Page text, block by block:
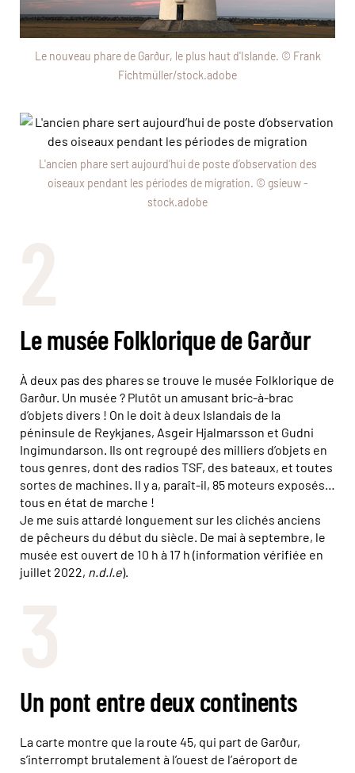
Le nouveau phare de Garður, le plus haut d'Islande. © Frank
Fichtmüller/stock.adobe
L'ancien phare sert aujourd’hui de poste d’observation des
oiseaux pendant les périodes de migration. © gsieuw -
stock.adobe
Le musée Folklorique de Garður
À deux pas des phares se trouve le musée Folklorique de
Garður. Un musée ? Plutôt un amusant bric-à-brac
d’objets divers ! On le doit à deux Islandais de la
péninsule de Reykjanes, Asgeir Hjalmarsson et Gudni
Ingimundarson. Ils ont regroupé des milliers d’objets en
tous genres, dont des radios TSF, des bateaux, et toutes
sortes de machines. Il y a, paraît-il, 85 moteurs exposés…
tous en état de marche !
Je me suis attardé longuement sur les clichés anciens
de pêcheurs du début du siècle. De mai à septembre, le
musée est ouvert de 10 h à 17 h (information vérifiée en
juillet 2022, n.d.l.e).
Un pont entre deux continents
La carte montre que la route 45, qui part de Garður,
s’interrompt brutalement à l’ouest de l’aéroport de